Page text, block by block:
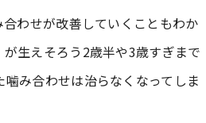
わせが改善していくこともわか
生えそろう2歳半や3歳すぎまで
み合わせは治らなくなってしま